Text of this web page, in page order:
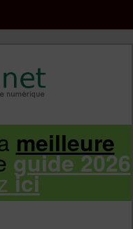
Kindle, Kobo,
meilleure
guide 2026
ici